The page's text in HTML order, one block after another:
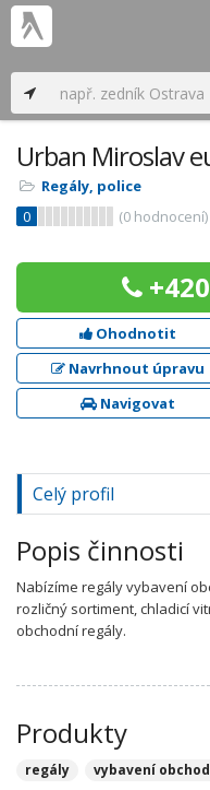
Urban Miroslav
Regály, police
0
(0 hodnocení)
Ohodnotit
Navrhnout úpravu
Navigovat
Celý profil
Popis činnosti
Nabízíme regály vybavení
rozličný sortiment, chladicí
obchodní regály.
Produkty
regály vybavení